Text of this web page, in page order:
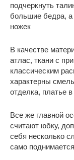
подчеркнуть
большие бедра, а
ножек
В качестве
атлас, ткани с
классическим
характерны
отделка, платье
Все же главной
считают юбку,
себя несколько
само